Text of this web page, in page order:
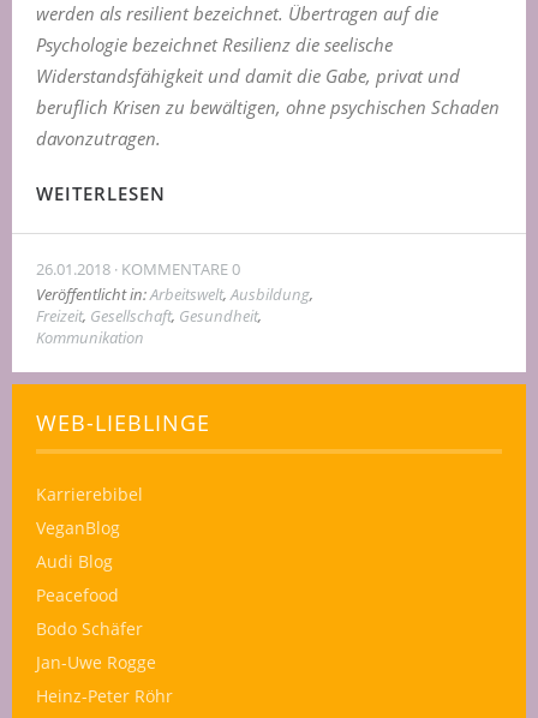
werden als resilient bezeichnet. Übertragen auf die
Psychologie bezeichnet Resilienz die seelische
Widerstandsfähigkeit und damit die Gabe, privat und
beruflich Krisen zu bewältigen, ohne psychischen Schaden
davonzutragen.
WEITERLESEN
26.01.2018 KOMMENTARE 0
Veröffentlicht in:Arbeitswelt,Ausbildung,
Freizeit, Gesellschaft, Gesundheit,
Kommunikation
WEB-LIEBLINGE
Karrierebibel
VeganBlog
Audi Blog
Peacefood
Bodo Schäfer
Jan-Uwe Rogge
Heinz-Peter Röhr